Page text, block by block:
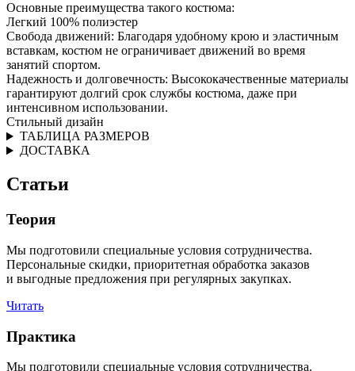
Основные преимущества такого костюма:
Легкий 100% полиэстер
Свобода движений: Благодаря удобному крою и эластичным
вставкам, костюм не ограничивает движений во время
занятий спортом.
Надежность и долговечность: Высококачественные материалы
гарантируют долгий срок службы костюма, даже при
интенсивном использовании.
Стильный дизайн
ТАБЛИЦА РАЗМЕРОВ
ДОСТАВКА
Статьи
Теория
Мы подготовили специальные условия сотрудничества.
Персональные скидки, приоритетная обработка заказов
и выгодные предложения при регулярных закупках.
Читать
Практика
Мы подготовили специальные условия сотрудничества.